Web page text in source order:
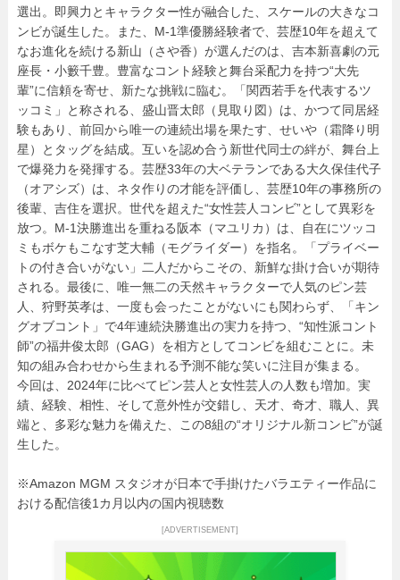
選出。即興力とキャラクター性が融合した、スケールの大きなコ
ンビが誕生した。また、M-1準優勝経験者で、芸歴10年を超えて
なお進化を続ける新山（さや香）が選んだのは、吉本新喜劇の元
座長・小籔千豊。豊富なコント経験と舞台采配力を持つ“大先
輩”に信頼を寄せ、新たな挑戦に臨む。「関西若手を代表するツ
ッコミ」と称される、盛山晋太郎（見取り図）は、かつて同居経
験もあり、前回から唯一の連続出場を果たす、せいや（霜降り明
星）とタッグを結成。互いを認め合う新世代同士の絆が、舞台上
で爆発力を発揮する。芸歴33年の大ベテランである大久保佳代子
（オアシズ）は、ネタ作りの才能を評価し、芸歴10年の事務所の
後輩、吉住を選択。世代を超えた“女性芸人コンビ”として異彩を
放つ。M‐1決勝進出を重ねる阪本（マユリカ）は、自在にツッコ
ミもボケもこなす芝大輔（モグライダー）を指名。「プライベー
トの付き合いがない」二人だからこその、新鮮な掛け合いが期待
される。最後に、唯一無二の天然キャラクターで人気のピン芸
人、狩野英孝は、一度も会ったことがないにも関わらず、「キン
グオブコント」で4年連続決勝進出の実力を持つ、“知性派コント
師”の福井俊太郎（GAG）を相方としてコンビを組むことに。未
知の組み合わせから生まれる予測不能な笑いに注目が集まる。
今回は、2024年に比べてピン芸人と女性芸人の人数も増加。実
績、経験、相性、そして意外性が交錯し、天才、奇才、職人、異
端と、多彩な魅力を備えた、この8組の“オリジナル新コンビ”が誕
生した。
※Amazon MGM スタジオが日本で手掛けたバラエティー作品に
おける配信後1カ月以内の国内視聴数
[ADVERTISEMENT]